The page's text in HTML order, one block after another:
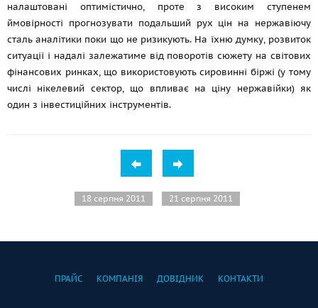
налаштовані оптимістично, проте з високим ступенем
ймовірності прогнозувати подальший рух цін на нержавіючу
сталь аналітики поки що не ризикують. На їхню думку, розвиток
ситуації і надалі залежатиме від поворотів сюжету на світових
фінансових ринках, що використовують сировинні біржі (у тому
числі нікелевий сектор, що впливає на ціну нержавійки) як
один з інвестиційних інструментів.
18 серпня 2011 21 серпня 2011
ПРАЙС КОМПАНІЯ ДОВІДНИК КОНТАКТИ